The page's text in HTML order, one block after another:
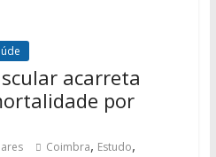
acarreta
por
Coimbra, Estudo,